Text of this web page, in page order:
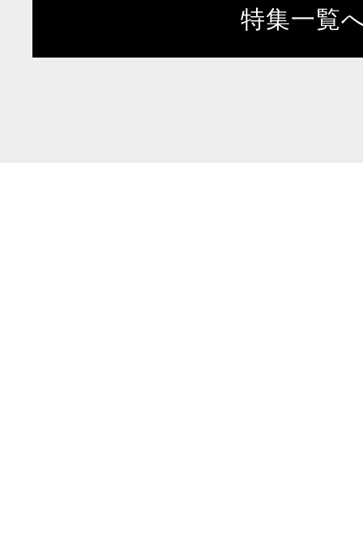
特集一覧